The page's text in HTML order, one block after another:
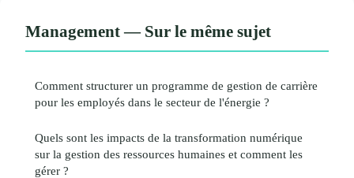
Management — Sur le même sujet
Comment structurer un programme de gestion de carrière
pour les employés dans le secteur de l'énergie ?
Quels sont les impacts de la transformation numérique
sur la gestion des ressources humaines et comment les
gérer ?